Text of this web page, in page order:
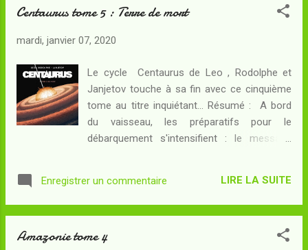
pour des médecins dévoyés. Elle et Delio y
des ruines du Troisième Reich... mais aussi
une cale ! Ce qu'ils ne savent pas, c'est que
le "monstre" peut-être extraterrestre est en
train de conduire les deux derniers survivants
de l'expédition nazie vers le sous-marin : l'un
des deux cherche l'or et n'a aucun scrupule à
Y a-t-il un lien entre ces événements, le ...
Centaurus tome 5 : Terre de mort
mardi, janvier 07, 2020
Le cycle Centaurus de Leo , Rodolphe et
Janjetov touche à sa fin avec ce cinquième
tome au titre inquiétant... Résumé : A bord
du vaisseau, les préparatifs pour le
débarquement s'intensifient : le message
s'y installer une bonne fois pour toutes.
Pourtant, le gouverneur est inquiet. Yoko est
inexplicables : pourquoi donc a-t-elle tout
Enregistrer un commentaire LIRE LA SUITE
Amazonie tome 4